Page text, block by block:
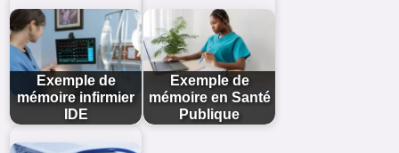
Exemple de
mémoire infirmier
IDE
Exemple de
mémoire en Santé
Publique